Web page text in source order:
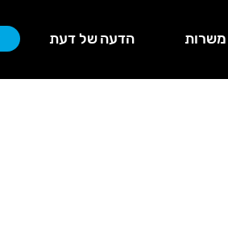
משרות הדעה של דעת